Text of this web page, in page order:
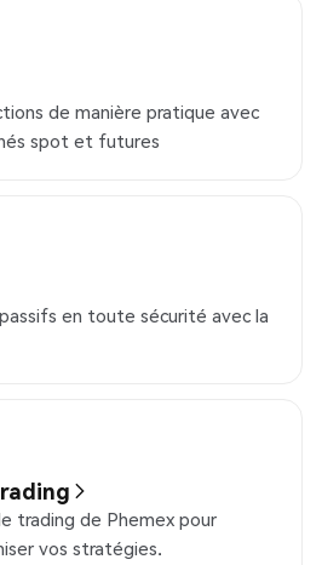
de manière pratique avec
spot et futures
en toute sécurité avec la
trading de Phemex pour
vos stratégies.